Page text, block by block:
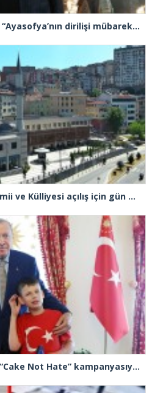
Cumhurbaşkanı Erdoğan: “Ayasofya’nın dirilişi mübarek olsun”
Kağıthane’de Ayazma Camii ve Külliyesi açılış için gün sayıyor
Cumhurbaşkanı Erdoğan “Cake Not Hate” kampanyasıyla tanınan Joshua Harris’i kabul etti